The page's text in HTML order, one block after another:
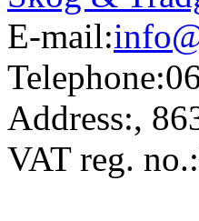
E-mail:
Telephone:
Address:,
VAT reg. no.: